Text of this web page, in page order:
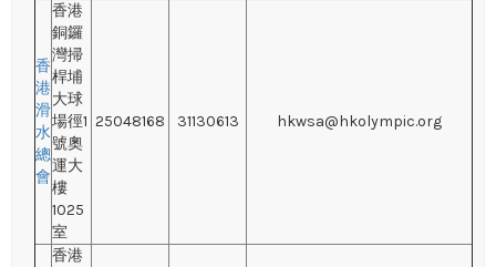
香
港
滑
水
總
會
香港
銅鑼
灣掃
桿埔
大球
場徑1
號奧
運大
樓
1025
室
25048168 31130613 hkwsa@hkolympic.org
香港